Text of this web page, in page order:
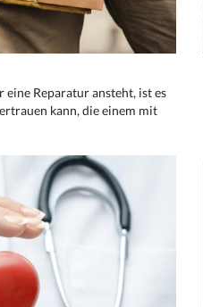
eine Reparatur ansteht, ist es
kann, die einem mit